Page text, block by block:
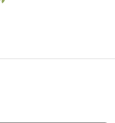
крем для